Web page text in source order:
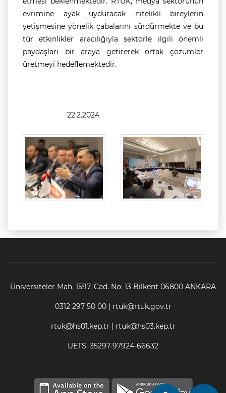
evrimine ayak uyduracak nitelikli bireylerin
yetişmesine yönelik çabalarını sürdürmekte ve bu
tür etkinlikler aracılığıyla sektörle ilgili önemli
paydaşları bir araya getirerek ortak çözümler
üretmeyi hedeflemektedir.
22.2.2024
Üniversiteler Mah. 1597. Cad. No: 13 Bilkent 06800 ANKARA
0312 297 50 00 | rtuk@rtuk.gov.tr
rtuk@hs01.kep.tr | rtuk@hs03.kep.tr
UETS: 35297-97924-66632